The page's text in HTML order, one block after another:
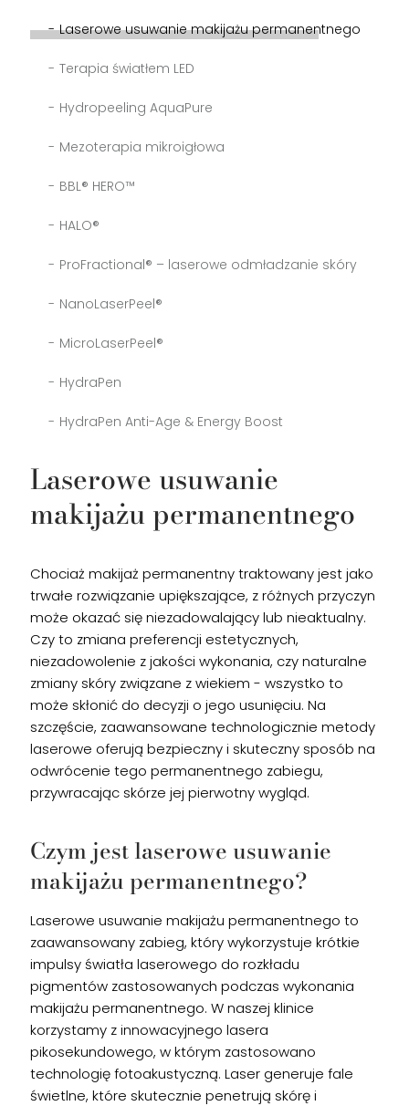
Laserowe usuwanie makijażu permanentnego
Terapia światłem LED
Hydropeeling AquaPure
Mezoterapia mikroigłowa
BBL® HERO™
HALO®
ProFractional® – laserowe odmładzanie skóry
NanoLaserPeel®
MicroLaserPeel®
HydraPen
HydraPen Anti-Age & Energy Boost
Laserowe usuwanie
makijażu permanentnego
Chociaż makijaż permanentny traktowany jest jako
trwałe rozwiązanie upiększające, z różnych przyczyn
może okazać się niezadowalający lub nieaktualny.
Czy to zmiana preferencji estetycznych,
niezadowolenie z jakości wykonania, czy naturalne
zmiany skóry związane z wiekiem - wszystko to
może skłonić do decyzji o jego usunięciu. Na
szczęście, zaawansowane technologicznie metody
laserowe oferują bezpieczny i skuteczny sposób na
odwrócenie tego permanentnego zabiegu,
przywracając skórze jej pierwotny wygląd.
Czym jest laserowe usuwanie
makijażu permanentnego?
Laserowe usuwanie makijażu permanentnego to
zaawansowany zabieg, który wykorzystuje krótkie
impulsy światła laserowego do rozkładu
pigmentów zastosowanych podczas wykonania
makijażu permanentnego. W naszej klinice
korzystamy z innowacyjnego lasera
pikosekundowego, w którym zastosowano
technologię fotoakustyczną. Laser generuje fale
świetlne, które skutecznie penetrują skórę i